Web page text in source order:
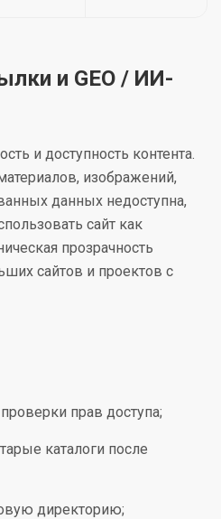
и GEO / ИИ-
и доступность контента.
изображений,
данных недоступна,
сайт как
прозрачность
сайтов и проектов с
прав доступа;
каталоги после
директорию;